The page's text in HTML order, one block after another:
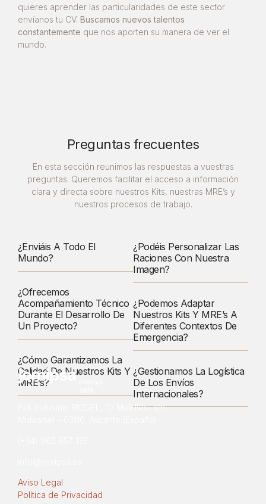
quieres aprender las particularidades de este sector
envíanos tu CV. Buscamos nuevos talentos
constantemente que nos aporten su manera de ver el
mundo.
Preguntas frecuentes
En esta sección reunimos las respuestas a vuestras
preguntas. Queremos facilitar el acceso a información
clara y directa sobre nuestros Kits, nuestras MRE’s y
nuestros procesos de trabajo.
¿Enviáis A Todo El
Mundo?
¿Ofrecemos
Acompañamiento Técnico
Durante El Desarrollo De
Un Proyecto?
¿Cómo Garantizamos La
Calidad De Nuestros Kits Y
MRE’s?
¿Podéis Personalizar Las
Raciones Con Nuestra
Imagen?
¿Podemos Adaptar
Nuestros Kits Y MRE’s A
Diferentes Contextos De
Emergencia?
¿Gestionamos La Logística
De Los Envíos
Internacionales?
Pol. Industrial RIODEL, C/ Moli Nou s/n.
Aviso Legal
Política de Privacidad